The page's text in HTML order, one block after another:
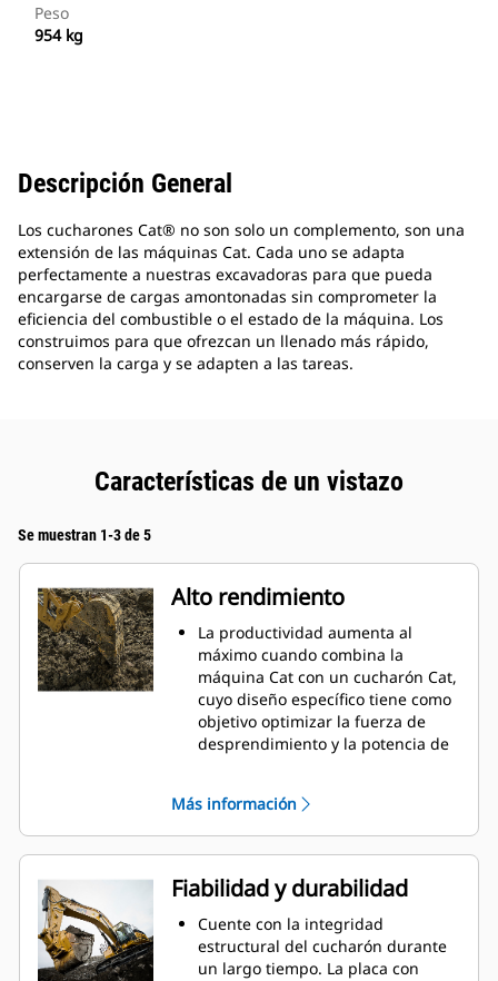
Peso
954 kg
Descripción General
Los cucharones Cat® no son solo un complemento, son una
extensión de las máquinas Cat. Cada uno se adapta
perfectamente a nuestras excavadoras para que pueda
encargarse de cargas amontonadas sin comprometer la
eficiencia del combustible o el estado de la máquina. Los
construimos para que ofrezcan un llenado más rápido,
conserven la carga y se adapten a las tareas.
Características de un vistazo
Se muestran 1-3 de 5
Alto rendimiento
La productividad aumenta al
máximo cuando combina la
máquina Cat con un cucharón Cat,
cuyo diseño específico tiene como
objetivo optimizar la fuerza de
desprendimiento y la potencia de
radio mejora el flujo de material
hacia el cucharón. El espacio libre
del talón agregado asegura que la
parte inferior del cucharón no se
arrastre, lo que reduce los costos
de mantenimiento.
El consumo de combustible
alcanza el punto máximo durante
Más información
Fiabilidad y durabilidad
Cuente con la integridad
estructural del cucharón durante
un largo tiempo. La placa con